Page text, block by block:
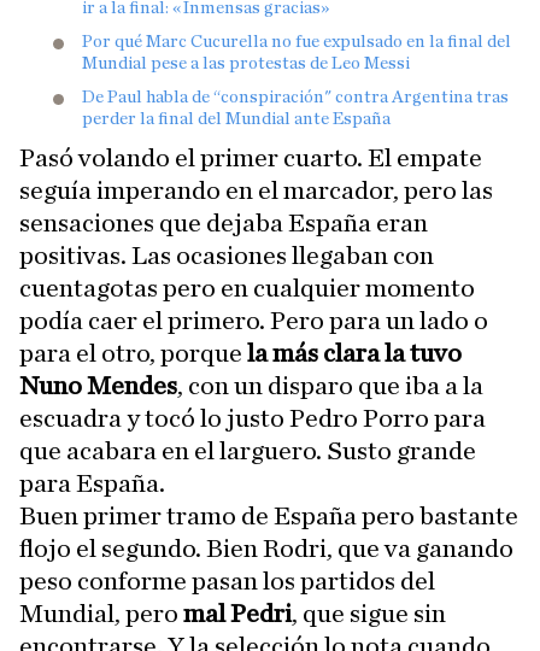
ir a la final: «Inmensas gracias»
Por qué Marc Cucurella no fue expulsado en la final del
Mundial pese a las protestas de Leo Messi
De Paul habla de “conspiración" contra Argentina tras
perder la final del Mundial ante España
Pasó volando el primer cuarto. El empate
seguía imperando en el marcador, pero las
sensaciones que dejaba España eran
positivas. Las ocasiones llegaban con
cuentagotas pero en cualquier momento
podía caer el primero. Pero para un lado o
para el otro, porque la más clara la tuvo
Nuno Mendes, con un disparo que iba a la
escuadra y tocó lo justo Pedro Porro para
que acabara en el larguero. Susto grande
para España.
Buen primer tramo de España pero bastante
flojo el segundo. Bien Rodri, que va ganando
peso conforme pasan los partidos del
Mundial, pero mal Pedri, que sigue sin